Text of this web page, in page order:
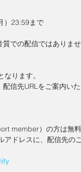
）23:59まで
での配信ではありませ
ります。
信先URLをご案内いた
member）の方は無料
ドレスに、配信先の